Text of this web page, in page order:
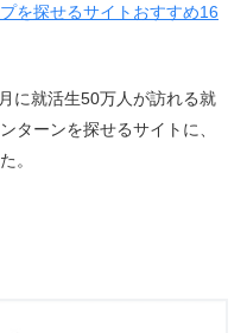
を探せるサイトおすすめ16
に就活生50万人が訪れる就
ターンを探せるサイトに、
。